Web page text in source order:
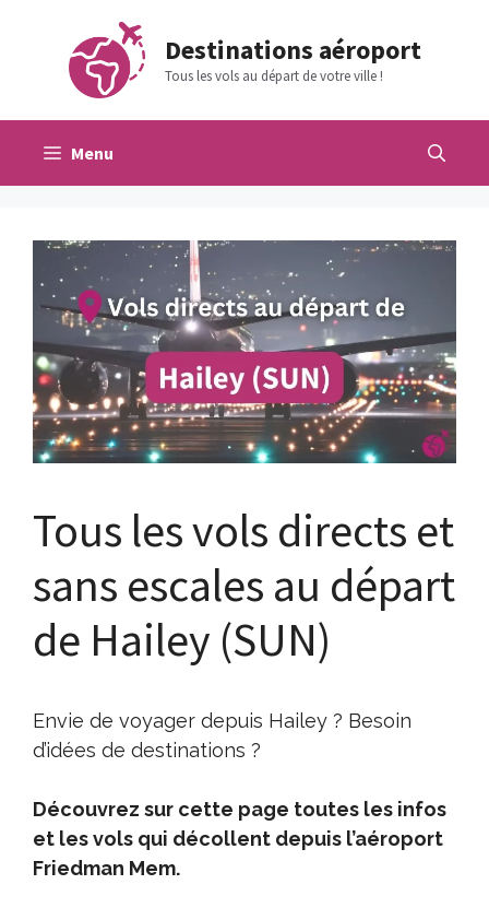
contenu
Destinations aéroport
Tous les vols au départ de votre ville !
Menu
Tous les vols directs et
sans escales au départ
de Hailey (SUN)
Envie de voyager depuis Hailey ? Besoin
d’idées de destinations ?
Découvrez sur cette page toutes les infos
et les vols qui décollent depuis l’aéroport
Friedman Mem.